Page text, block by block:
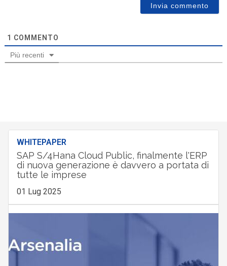
1 COMMENTO
Più recenti
WHITEPAPER
SAP S/4Hana Cloud Public, finalmente l'ERP
di nuova generazione è davvero a portata di
tutte le imprese
01 Lug 2025